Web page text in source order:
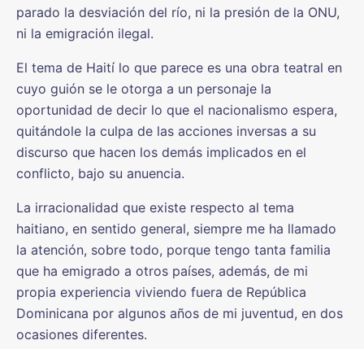
parado la desviación del río, ni la presión de la ONU,
ni la emigración ilegal.
El tema de Haití lo que parece es una obra teatral en
cuyo guión se le otorga a un personaje la
oportunidad de decir lo que el nacionalismo espera,
quitándole la culpa de las acciones inversas a su
discurso que hacen los demás implicados en el
conflicto, bajo su anuencia.
La irracionalidad que existe respecto al tema
haitiano, en sentido general, siempre me ha llamado
la atención, sobre todo, porque tengo tanta familia
que ha emigrado a otros países, además, de mi
propia experiencia viviendo fuera de República
Dominicana por algunos años de mi juventud, en dos
ocasiones diferentes.